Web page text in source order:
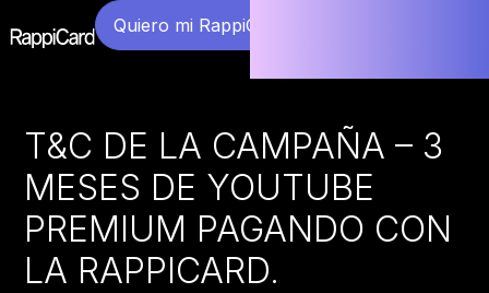
Quiero mi RappiCard
T&C DE LA CAMPAÑA – 3
MESES DE YOUTUBE
PREMIUM PAGANDO CON
LA RAPPICARD.